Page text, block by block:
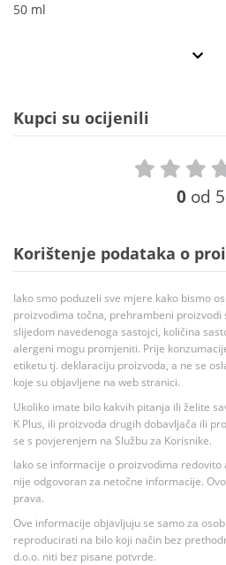
50 ml
Kupci su ocijenili
0 od 5
Korištenje podataka o
Iako smo poduzeli sve mjere kako bismo
proizvodima točna, prehrambeni proizvodi
slijedom navedenoga sastojci, količina
alergeni mogu promjeniti. Prije
etiketu tj. deklaraciju proizvoda, a ne se
koje su objavljene na web stranici.
Ukoliko imate bilo kakvih pitanja ili želite
K Plus, ili proizvoda drugih dobavljača ili
se s povjerenjem na Službu za Korisnike.
Iako se informacije o proizvodima redovito
nije odgovoran za netočne informacije.
prava.
Ove informacije objavljuju se samo za
reproducirati na bilo koji način bez
d.o.o. niti bez pisane potvrde.